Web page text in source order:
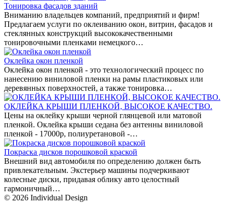
Тонировка фасадов зданий
Вниманию владельцев компаний, предприятий и фирм!
Предлагаем услуги по оклеиванию окон, витрин, фасадов и
стеклянных конструкций высококачественными
тонировочными пленками немецкого…
Оклейка окон пленкой
Оклейка окон пленкой - это технологический процесс по
нанесению виниловой пленки на рамы пластиковых или
деревянных поверхностей, а также тонировка…
ОКЛЕЙКА КРЫШИ ПЛЕНКОЙ, ВЫСОКОЕ КАЧЕСТВО.
Цены на оклейку крыши черной глянцевой или матовой
пленкой. Оклейка крыши седана без антенны виниловой
пленкой - 17000р, полиуретановой -…
Покраска дисков порошковой краской
Внешний вид автомобиля по определению должен быть
привлекательным. Экстерьер машины подчеркивают
колесные диски, придавая облику авто целостный
гармоничный…
© 2026 Individual Design